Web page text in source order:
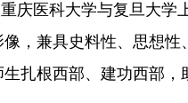
庆医科大学与复旦大学
，兼具史料性、思想性
扎根西部、建功西部，